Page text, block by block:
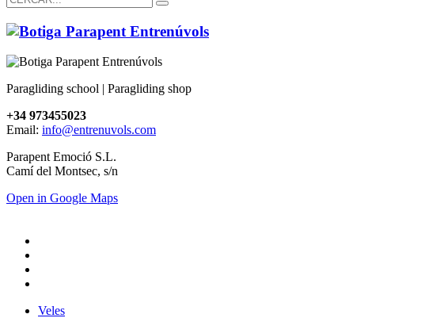
Paragliding school | Paragliding shop
+34 973455023
Email: info@entrenuvols.com
Parapent Emoció S.L.
Camí del Montsec, s/n
Open in Google Maps
Veles